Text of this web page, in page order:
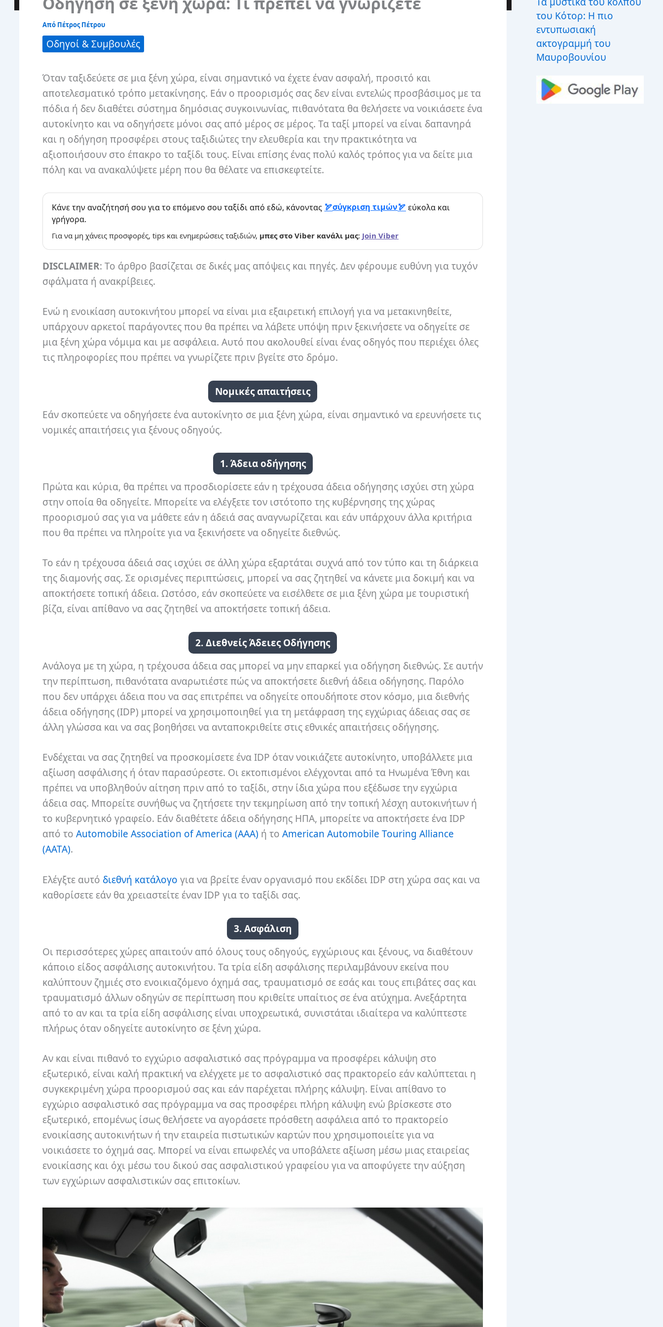
Από Πέτρος Πέτρου
Οδηγοί & Συμβουλές
Όταν ταξιδεύετε σε μια ξένη χώρα, είναι σημαντικό να έχετε έναν ασφαλή, προσιτό και
αποτελεσματικό τρόπο μετακίνησης. Εάν ο προορισμός σας δεν είναι εντελώς προσβάσιμος με τα
πόδια ή δεν διαθέτει σύστημα δημόσιας συγκοινωνίας, πιθανότατα θα θελήσετε να νοικιάσετε ένα
αυτοκίνητο και να οδηγήσετε μόνοι σας από μέρος σε μέρος. Τα ταξί μπορεί να είναι δαπανηρά
και η οδήγηση προσφέρει στους ταξιδιώτες την ελευθερία και την πρακτικότητα να
αξιοποιήσουν στο έπακρο το ταξίδι τους. Είναι επίσης ένας πολύ καλός τρόπος για να δείτε μια
πόλη και να ανακαλύψετε μέρη που θα θέλατε να επισκεφτείτε.
Κάνε την αναζήτησή σου για το επόμενο σου ταξίδι από εδώ, κάνοντας σύγκριση τιμών
εύκολα και
γρήγορα.
Για να μη χάνεις προσφορές, tips και ενημερώσεις ταξιδιών, μπες στο Viber κανάλι μας: Join Viber
DISCLAIMER: Το άρθρο βασίζεται σε δικές μας απόψεις και πηγές. Δεν φέρουμε ευθύνη για τυχόν
σφάλματα ή ανακρίβειες.
Ενώ η ενοικίαση αυτοκινήτου μπορεί να είναι μια εξαιρετική επιλογή για να μετακινηθείτε,
υπάρχουν αρκετοί παράγοντες που θα πρέπει να λάβετε υπόψη πριν ξεκινήσετε να οδηγείτε σε
μια ξένη χώρα νόμιμα και με ασφάλεια. Αυτό που ακολουθεί είναι ένας οδηγός που περιέχει όλες
τις πληροφορίες που πρέπει να γνωρίζετε πριν βγείτε στο δρόμο.
Νομικές απαιτήσεις
Εάν σκοπεύετε να οδηγήσετε ένα αυτοκίνητο σε μια ξένη χώρα, είναι σημαντικό να ερευνήσετε τις
νομικές απαιτήσεις για ξένους οδηγούς.
1. Άδεια οδήγησης
Πρώτα και κύρια, θα πρέπει να προσδιορίσετε εάν η τρέχουσα άδεια οδήγησης ισχύει στη χώρα
στην οποία θα οδηγείτε. Μπορείτε να ελέγξετε τον ιστότοπο της κυβέρνησης της χώρας
προορισμού σας για να μάθετε εάν η άδειά σας αναγνωρίζεται και εάν υπάρχουν άλλα κριτήρια
που θα πρέπει να πληροίτε για να ξεκινήσετε να οδηγείτε διεθνώς.
Το εάν η τρέχουσα άδειά σας ισχύει σε άλλη χώρα εξαρτάται συχνά από τον τύπο και τη διάρκεια
της διαμονής σας. Σε ορισμένες περιπτώσεις, μπορεί να σας ζητηθεί να κάνετε μια δοκιμή και να
αποκτήσετε τοπική άδεια. Ωστόσο, εάν σκοπεύετε να εισέλθετε σε μια ξένη χώρα με τουριστική
βίζα, είναι απίθανο να σας ζητηθεί να αποκτήσετε τοπική άδεια.
2. Διεθνείς Άδειες Οδήγησης
Ανάλογα με τη χώρα, η τρέχουσα άδεια σας μπορεί να μην επαρκεί για οδήγηση διεθνώς. Σε αυτήν
την περίπτωση, πιθανότατα αναρωτιέστε πώς να αποκτήσετε διεθνή άδεια οδήγησης. Παρόλο
που δεν υπάρχει άδεια που να σας επιτρέπει να οδηγείτε οπουδήποτε στον κόσμο, μια διεθνής
άδεια οδήγησης (IDP) μπορεί να χρησιμοποιηθεί για τη μετάφραση της εγχώριας άδειας σας σε
άλλη γλώσσα και να σας βοηθήσει να ανταποκριθείτε στις εθνικές απαιτήσεις οδήγησης.
Ενδέχεται να σας ζητηθεί να προσκομίσετε ένα IDP όταν νοικιάζετε αυτοκίνητο, υποβάλλετε μια
αξίωση ασφάλισης ή όταν παρασύρεστε. Οι εκτοπισμένοι ελέγχονται από τα Ηνωμένα Έθνη και
πρέπει να υποβληθούν αίτηση πριν από το ταξίδι, στην ίδια χώρα που εξέδωσε την εγχώρια
άδεια σας. Μπορείτε συνήθως να ζητήσετε την τεκμηρίωση από την τοπική λέσχη αυτοκινήτων ή
το κυβερνητικό γραφείο. Εάν διαθέτετε άδεια οδήγησης ΗΠΑ, μπορείτε να αποκτήσετε ένα IDP
από το Automobile Association of America (AAA) ή το American Automobile Touring Alliance
(AATA).
Ελέγξτε αυτό διεθνή κατάλογο για να βρείτε έναν οργανισμό που εκδίδει IDP στη χώρα σας και να
καθορίσετε εάν θα χρειαστείτε έναν IDP για το ταξίδι σας.
3. Ασφάλιση
Οι περισσότερες χώρες απαιτούν από όλους τους οδηγούς, εγχώριους και ξένους, να διαθέτουν
κάποιο είδος ασφάλισης αυτοκινήτου. Τα τρία είδη ασφάλισης περιλαμβάνουν εκείνα που
καλύπτουν ζημιές στο ενοικιαζόμενο όχημά σας, τραυματισμό σε εσάς και τους επιβάτες σας και
τραυματισμό άλλων οδηγών σε περίπτωση που κριθείτε υπαίτιος σε ένα ατύχημα. Ανεξάρτητα
από το αν και τα τρία είδη ασφάλισης είναι υποχρεωτικά, συνιστάται ιδιαίτερα να καλύπτεστε
πλήρως όταν οδηγείτε αυτοκίνητο σε ξένη χώρα.
Αν και είναι πιθανό το εγχώριο ασφαλιστικό σας πρόγραμμα να προσφέρει κάλυψη στο
εξωτερικό, είναι καλή πρακτική να ελέγχετε με το ασφαλιστικό σας πρακτορείο εάν καλύπτεται η
συγκεκριμένη χώρα προορισμού σας και εάν παρέχεται πλήρης κάλυψη. Είναι απίθανο το
εγχώριο ασφαλιστικό σας πρόγραμμα να σας προσφέρει πλήρη κάλυψη ενώ βρίσκεστε στο
εξωτερικό, επομένως ίσως θελήσετε να αγοράσετε πρόσθετη ασφάλεια από το πρακτορείο
ενοικίασης αυτοκινήτων ή την εταιρεία πιστωτικών καρτών που χρησιμοποιείτε για να
νοικιάσετε το όχημά σας. Μπορεί να είναι επωφελές να υποβάλετε αξίωση μέσω μιας εταιρείας
ενοικίασης και όχι μέσω του δικού σας ασφαλιστικού γραφείου για να αποφύγετε την αύξηση
των εγχώριων ασφαλιστικών σας επιτοκίων.
του Κότορ: Η πιο
εντυπωσιακή
ακτογραμμή του
Μαυροβουνίου